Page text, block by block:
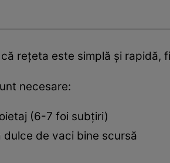
rețeta este simplă și
necesare:
(6-7 foi subțiri)
de vaci bine scursă